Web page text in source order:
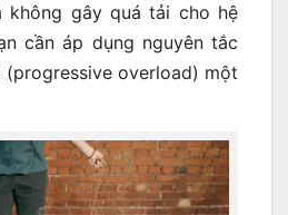
không gây quá tải cho hệ
cần áp dụng nguyên tắc
overload) một